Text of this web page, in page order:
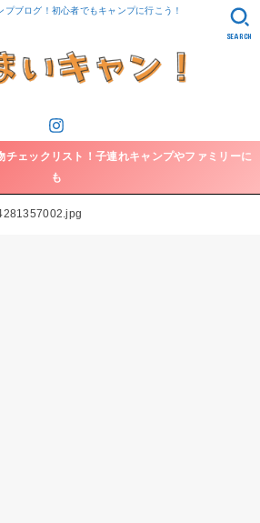
プブログ！初心者でもキャンプに行こう！
SEARCH
チェックリスト！子連れキャンプやファミリーに
も